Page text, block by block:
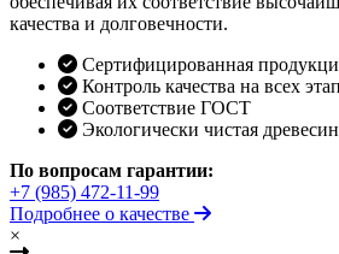
качества и долговечности.
Сертифицированная
Контроль качества на всех
Соответствие ГОСТ
Экологически чистая
По вопросам гарантии:
+7 (985) 472-11-99
Подробнее о качестве
×